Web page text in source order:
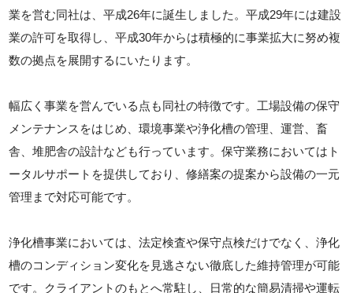
業を営む同社は、平成26年に誕生しました。平成29年には建設
業の許可を取得し、平成30年からは積極的に事業拡大に努め複
数の拠点を展開するにいたります。
幅広く事業を営んでいる点も同社の特徴です。工場設備の保守
メンテナンスをはじめ、環境事業や浄化槽の管理、運営、畜
舎、堆肥舎の設計なども行っています。保守業務においてはト
ータルサポートを提供しており、修繕案の提案から設備の一元
管理まで対応可能です。
浄化槽事業においては、法定検査や保守点検だけでなく、浄化
槽のコンディション変化を見逃さない徹底した維持管理が可能
です。クライアントのもとへ常駐し、日常的な簡易清掃や運転